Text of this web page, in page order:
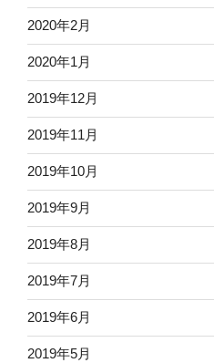
2020年2月
2020年1月
2019年12月
2019年11月
2019年10月
2019年9月
2019年8月
2019年7月
2019年6月
2019年5月